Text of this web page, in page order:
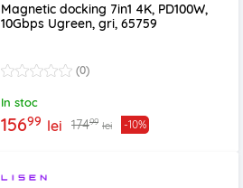
Magnetic docking 7in1 4K, PD100W,
10Gbps Ugreen, gri, 65759
(0)
In stoc
15699 lei 17499 lei -10%